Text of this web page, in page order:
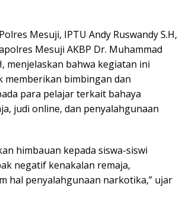
Mesuji, IPTU Andy Ruswandy S.H,
Mesuji AKBP Dr. Muhammad
menjelaskan bahwa kegiatan ini
bimbingan dan
para pelajar terkait bahaya
judi online, dan penyalahgunaan
himbauan kepada siswa-siswi
negatif kenakalan remaja,
hal penyalahgunaan narkotika,” ujar